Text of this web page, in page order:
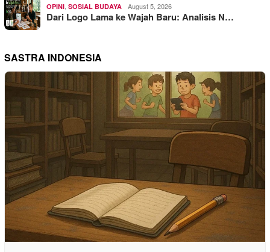
OPINI SOSIAL BUDAYA August 5, 2026
Dari Logo Lama ke Wajah Baru: Analisis N…
SASTRA INDONESIA